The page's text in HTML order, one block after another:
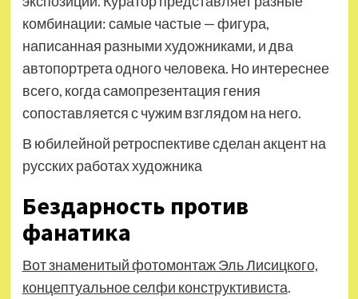
комбинации: самые частые — фигура,
написанная разными художниками, и два
автопортрета одного человека. Но интереснее
всего, когда самопрезентация гения
сопоставляется с чужим взглядом на него.
В юбилейной ретроспективе сделан акцент на
русских работах художника
Бездарность против
фанатика
Вот знаменитый фотомонтаж Эль Лисицкого,
концептуальное селфи конструктивиста.